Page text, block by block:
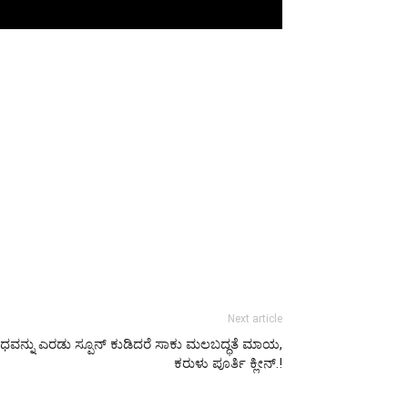
Next article
ಎರಡು ಸ್ಪೂನ್ ಕುಡಿದರೆ ಸಾಕು ಮಲಬದ್ಧತೆ ಮಾಯ,
ಕರುಳು ಪೂರ್ತಿ ಕ್ಲೀನ್.!